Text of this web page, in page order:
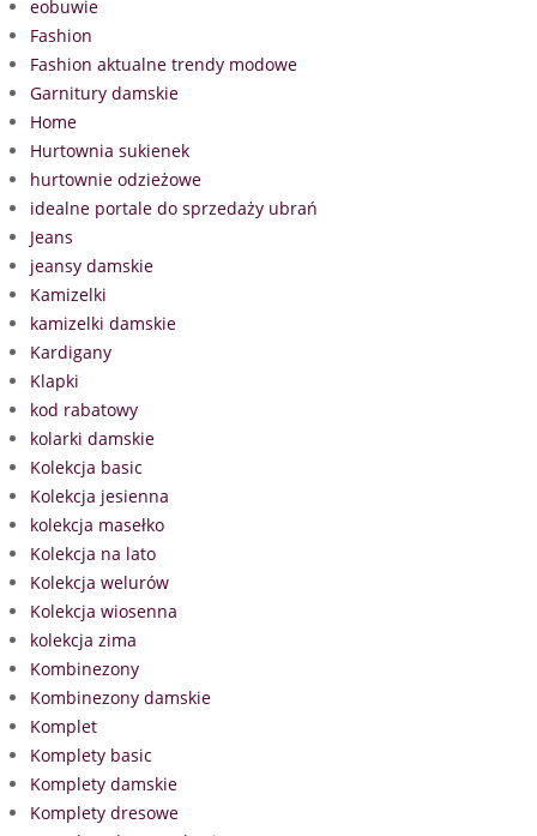
eobuwie
Fashion
Fashion aktualne trendy modowe
Garnitury damskie
Home
Hurtownia sukienek
hurtownie odzieżowe
idealne portale do sprzedaży ubrań
Jeans
jeansy damskie
Kamizelki
kamizelki damskie
Kardigany
Klapki
kod rabatowy
kolarki damskie
Kolekcja basic
Kolekcja jesienna
kolekcja masełko
Kolekcja na lato
Kolekcja welurów
Kolekcja wiosenna
kolekcja zima
Kombinezony
Kombinezony damskie
Komplet
Komplety basic
Komplety damskie
Komplety dresowe